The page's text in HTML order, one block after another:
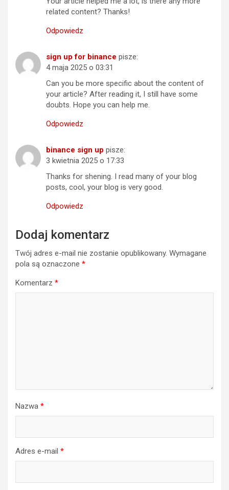
related content? Thanks!
Odpowiedz
sign up for binance pisze:
4 maja 2025 o 03:31
Can you be more specific about the content of
your article? After reading it, I still have some
doubts. Hope you can help me.
Odpowiedz
binance sign up pisze:
3 kwietnia 2025 o 17:33
Thanks for shening. I read many of your blog
posts, cool, your blog is very good.
Odpowiedz
Dodaj komentarz
Twój adres e-mail nie zostanie opublikowany. Wymagane
pola są oznaczone *
Komentarz *
Nazwa *
Adres e-mail *